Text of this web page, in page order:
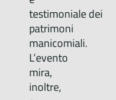
testimoniale dei
patrimoni
manicomiali.
L’evento
mira,
inoltre,